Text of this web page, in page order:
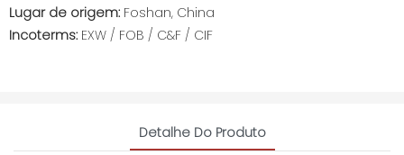
Lugar de origem: Foshan, China
Incoterms: EXW / FOB / C&F / CIF
Detalhe Do Produto